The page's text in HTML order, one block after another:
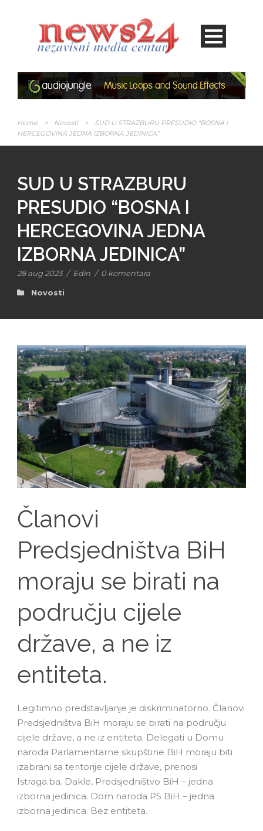
Home > Novosti >
SUD U STRAZBURU PRESUDIO “BOSNA I
HERCEGOVINA JEDNA IZBORNA JEDINICA”
SUD U STRAZBURU
PRESUDIO “BOSNA I
HERCEGOVINA JEDNA
IZBORNA JEDINICA”
28 aug 2023 / Edin / 0 komentara
Novosti
Članovi
Predsjedništva BiH
moraju se birati na
području cijele
države, a ne iz
entiteta.
Legitimno predstavljanje je diskriminatorno. Članovi
Predsjedništva BiH moraju se birati na području
cijele države, a ne iz entiteta. Delegati u Domu
naroda Parlamentarne skupštine BiH moraju biti
izabrani sa teritorije cijele države, prenosi
Istraga.ba. Dakle, Predsjedništvo BiH – jedna
izborna jedinica. Dom naroda PS BiH – jedna
izborna jedinica. Bez entiteta.